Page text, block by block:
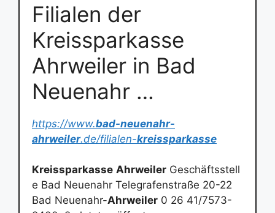
Filialen der
Kreissparkasse
Ahrweiler in Bad
Neuenahr …
https://www.bad-neuenahr-
ahrweiler.de/filialen-kreissparkasse
Kreissparkasse Ahrweiler Geschäftsstell
e Bad Neuenahr Telegrafenstraße 20-22
Bad Neuenahr-Ahrweiler 0 26 41/7573-